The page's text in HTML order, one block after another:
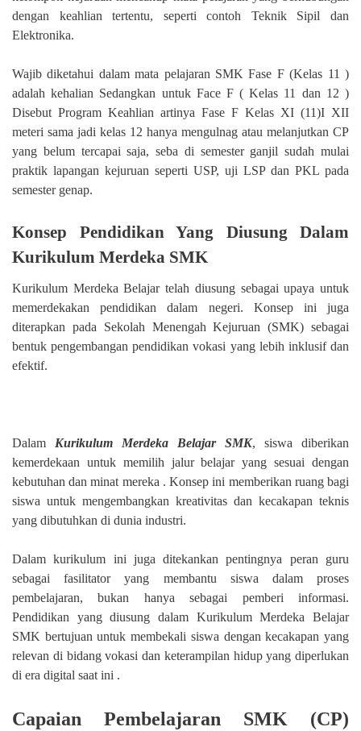
dengan keahlian tertentu, seperti contoh Teknik Sipil dan
Elektronika.
Wajib diketahui dalam mata pelajaran SMK Fase F (Kelas 11 )
adalah kehalian Sedangkan untuk Face F ( Kelas 11 dan 12 )
Disebut Program Keahlian artinya Fase F Kelas XI (11)I XII
meteri sama jadi kelas 12 hanya mengulnag atau melanjutkan CP
yang belum tercapai saja, seba di semester ganjil sudah mulai
praktik lapangan kejuruan seperti USP, uji LSP dan PKL pada
semester genap.
Konsep Pendidikan Yang Diusung Dalam
Kurikulum Merdeka SMK
Kurikulum Merdeka Belajar telah diusung sebagai upaya untuk
memerdekakan pendidikan dalam negeri. Konsep ini juga
diterapkan pada Sekolah Menengah Kejuruan (SMK) sebagai
bentuk pengembangan pendidikan vokasi yang lebih inklusif dan
efektif.
Dalam Kurikulum Merdeka Belajar SMK, siswa diberikan
kemerdekaan untuk memilih jalur belajar yang sesuai dengan
kebutuhan dan minat mereka . Konsep ini memberikan ruang bagi
siswa untuk mengembangkan kreativitas dan kecakapan teknis
yang dibutuhkan di dunia industri.
Dalam kurikulum ini juga ditekankan pentingnya peran guru
sebagai fasilitator yang membantu siswa dalam proses
pembelajaran, bukan hanya sebagai pemberi informasi.
Pendidikan yang diusung dalam Kurikulum Merdeka Belajar
SMK bertujuan untuk membekali siswa dengan kecakapan yang
relevan di bidang vokasi dan keterampilan hidup yang diperlukan
di era digital saat ini .
Capaian Pembelajaran SMK (CP)